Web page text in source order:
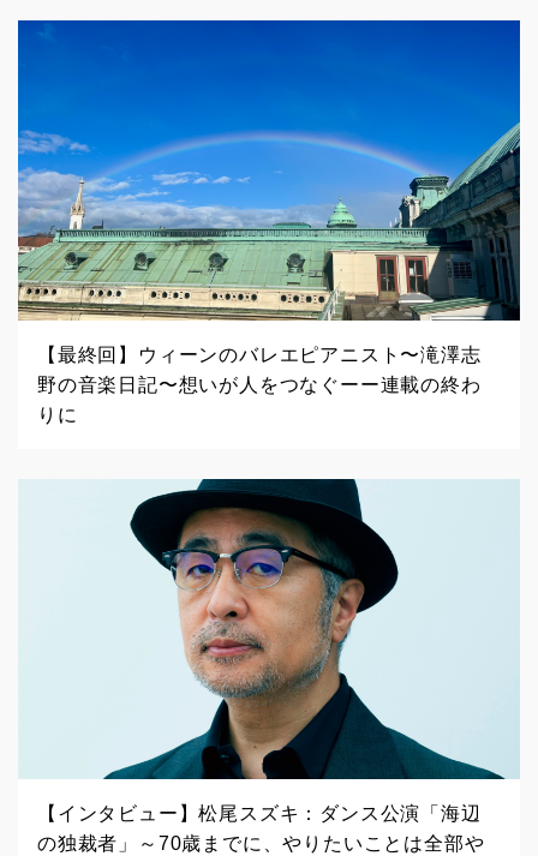
【最終回】ウィーンのバレエピアニスト〜滝澤志
野の音楽日記〜想いが人をつなぐーー連載の終わ
りに
【インタビュー】松尾スズキ：ダンス公演「海辺
の独裁者」～70歳までに、やりたいことは全部や